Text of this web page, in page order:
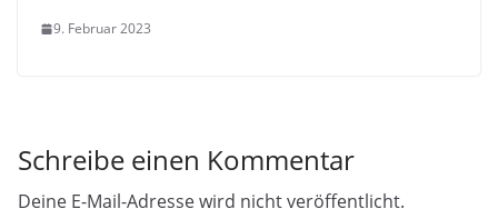
9. Februar 2023
Schreibe einen Kommentar
Deine E-Mail-Adresse wird nicht veröffentlicht.